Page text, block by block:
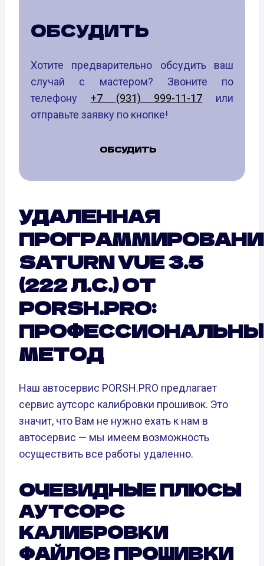
ОБСУДИТЬ
Хотите предварительно обсудить ваш
случай с мастером? Звоните по
телефону +7 (931) 999-11-17 или
отправьте заявку по кнопке!
ОБСУДИТЬ
УДАЛЕННАЯ
SATURN VUE 3.5
(222 Л.С.) ОТ
PORSH.PRO:
МЕТОД
Наш автосервис PORSH.PRO предлагает
сервис аутсорс калибровки прошивок. Это
значит, что Вам не нужно ехать к нам в
автосервис — мы имеем возможность
осуществить все работы удаленно.
ОЧЕВИДНЫЕ ПЛЮСЫ
АУТСОРС
КАЛИБРОВКИ
ФАЙЛОВ ПРОШИВКИ